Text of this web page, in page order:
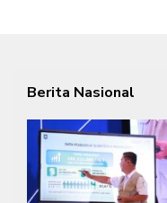
Berita Nasional